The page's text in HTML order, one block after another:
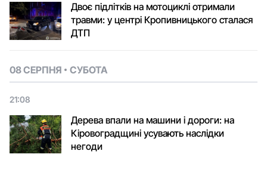
Двоє підлітків на мотоциклі отримали
травми: у центрі Кропивницького сталася
ДТП
08 СЕРПНЯ СУБОТА
21:08
Дерева впали на машини і дороги: на
Кіровоградщині усувають наслідки
негоди